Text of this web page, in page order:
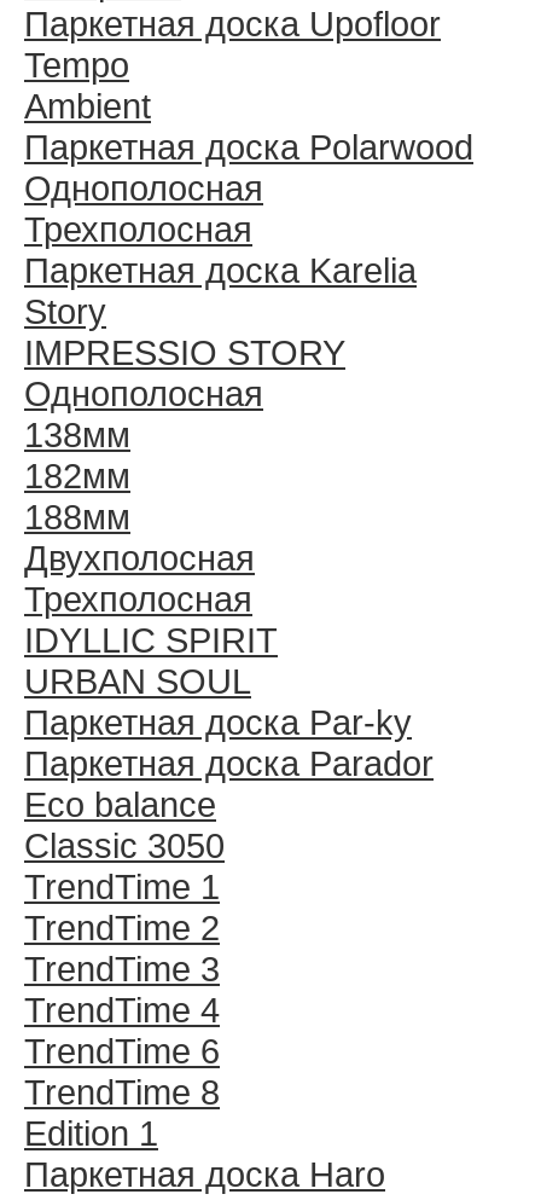
Паркетная доска Upofloor
Tempo
Ambient
Паркетная доска Polarwood
Однополосная
Трехполосная
Паркетная доска Karelia
Story
IMPRESSIO STORY
Однополосная
138мм
182мм
188мм
Двухполосная
Трехполосная
IDYLLIC SPIRIT
URBAN SOUL
Паркетная доска Par-ky
Паркетная доска Parador
Eco balance
Classic 3050
TrendTime 1
TrendTime 2
TrendTime 3
TrendTime 4
TrendTime 6
TrendTime 8
Edition 1
Паркетная доска Haro